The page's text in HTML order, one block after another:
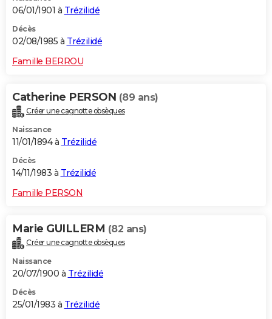
06/01/1901 à Trézilidé
Décès
02/08/1985 à Trézilidé
Famille BERROU
Catherine PERSON (89 ans)
Créer une cagnotte obsèques
Naissance
11/01/1894 à Trézilidé
Décès
14/11/1983 à Trézilidé
Famille PERSON
Marie GUILLERM (82 ans)
Créer une cagnotte obsèques
Naissance
20/07/1900 à Trézilidé
Décès
25/01/1983 à Trézilidé